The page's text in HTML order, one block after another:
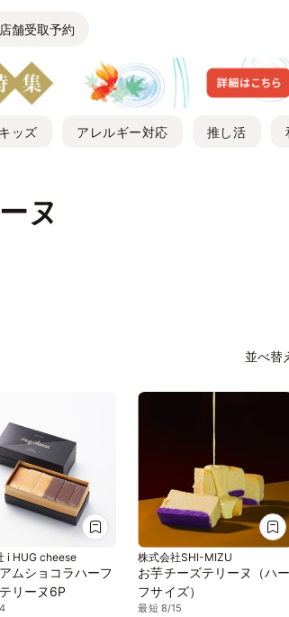
店舗受取予約
ッズ アレルギー対応 推し活
ヌ
並べ替
i HUG cheese
ムショコラハーフ
リーヌ6P
株式会社SHI-MIZU
お芋チーズテリーヌ（ハー
フサイズ）
最短 8/15